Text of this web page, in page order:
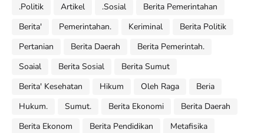
.Politik
Artikel .Sosial
Berita Pemerintahan
Berita'
Pemerintahan. Keriminal
Berita Politik
Pertanian
Berita Daerah
Berita Pemerintah.
Soaial
Berita Sosial
Berita Sumut
Berita' Kesehatan
Hikum Oleh Raga
Beria
Hukum.
Sumut. Berita Ekonomi
Berita Daerah
Berita Ekonom
Berita Pendidikan
Metafisika